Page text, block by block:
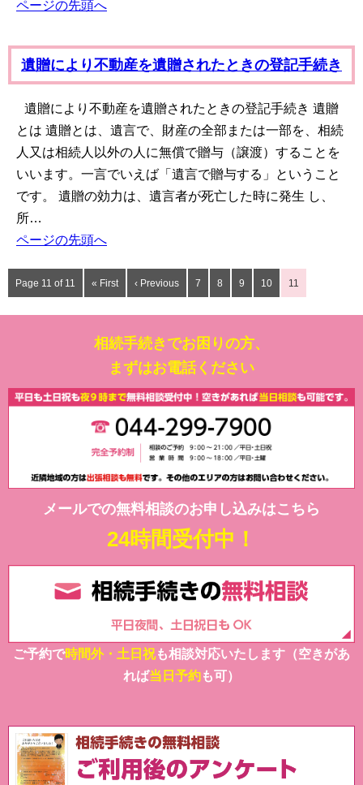
ページの先頭へ
遺贈により不動産を遺贈されたときの登記手続き
遺贈により不動産を遺贈されたときの登記手続き 遺贈
とは 遺贈とは、遺言で、財産の全部または一部を、相続
人又は相続人以外の人に無償で贈与（譲渡）することを
いいます。一言でいえば「遺言で贈与する」ということ
です。 遺贈の効力は、遺言者が死亡した時に発生 し、
所…
ページの先頭へ
Page 11 of 11 « First ‹ Previous 7 8 9 10 11
相続手続きでお困りの方、
まずはお電話ください
メールでの無料相談のお申し込みはこちら
24時間受付中！
ご予約で時間外・土日祝も相談対応いたします（空きがあ
れば当日予約も可）